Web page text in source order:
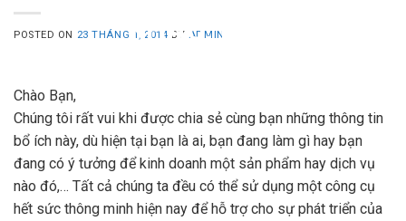
POSTED ON 23 THÁNG 1, 2014 BY ADMIN
Chào Bạn,
Chúng tôi rất vui khi được chia sẻ cùng bạn những thông tin
bổ ích này, dù hiện tại bạn là ai, bạn đang làm gì hay bạn
đang có ý tưởng để kinh doanh một sản phẩm hay dịch vụ
nào đó,… Tất cả chúng ta đều có thể sử dụng một công cụ
hết sức thông minh hiện nay để hỗ trợ cho sự phát triển của